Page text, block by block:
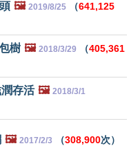
🖼️ 2019/8/25 （641,125
樹 🖼️ 2018/3/29 （405,361
存活 🖼️ 2018/3/1
🖼️ 2017/2/3 （308,900次）